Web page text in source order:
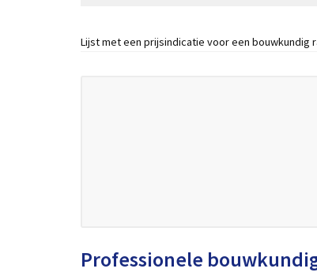
Lijst met een prijsindicatie voor een bouwkundig
Professionele